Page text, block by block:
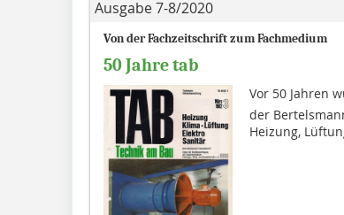
Ausgabe 7-8/2020
Von der Fachzeitschrift zum Fachmedium
50 Jahre tab
Vor 50 Jahren
der
Heizung,